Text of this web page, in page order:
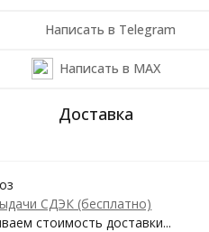
Написать в Telegram
Написать в MAX
СДЭК (бесплатно)
стоимость доставки...